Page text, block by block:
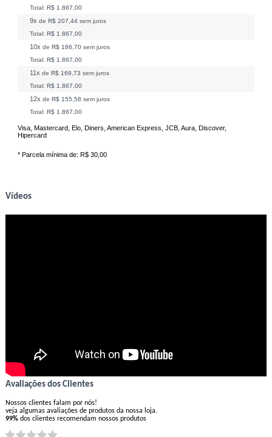
Total: R$ 1.867,00
9x de R$ 207,44 sem juros
Total: R$ 1.867,00
10x de R$ 186,70 sem juros
Total: R$ 1.867,00
11x de R$ 169,73 sem juros
Total: R$ 1.867,00
12x de R$ 155,58 sem juros
Total: R$ 1.867,00
Visa, Mastercard, Elo, Diners, American Express, JCB, Aura, Discover,
Hipercard
* Parcela mínima de: R$ 30,00
Vídeos
Avaliações dos Clientes
Nossos clientes falam por nós!
veja algumas avaliações de produtos da nossa loja.
99% dos clientes recomendam nossos produtos